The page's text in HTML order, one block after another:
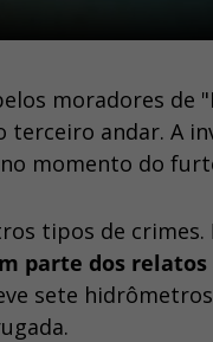
moradores de
terceiro andar. A
momento do
tipos de crimes.
parte dos
sete